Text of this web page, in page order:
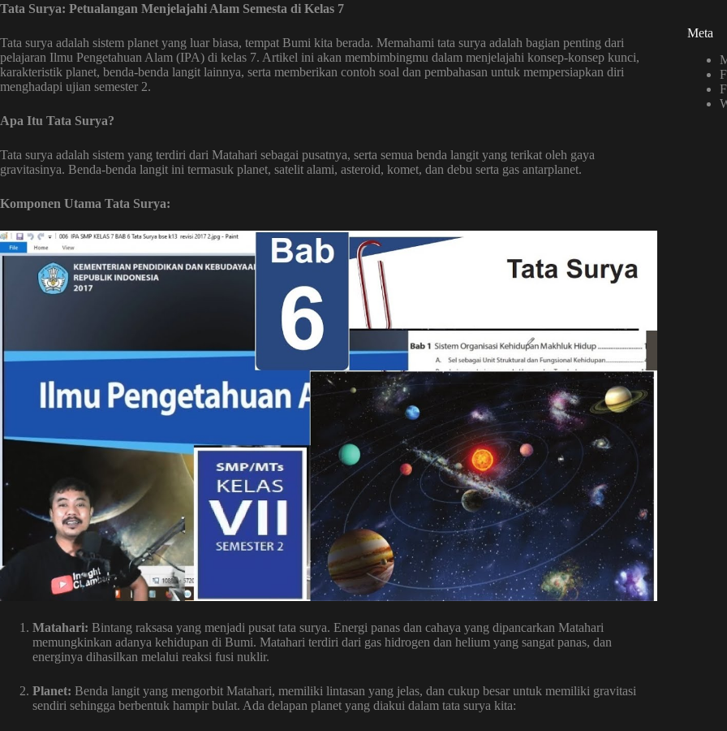
Tata Surya: Petualangan Menjelajahi Alam Semesta di Kelas 7
Tata surya adalah sistem planet yang luar biasa, tempat Bumi kita berada. Memahami tata surya adalah bagian penting dari
pelajaran Ilmu Pengetahuan Alam (IPA) di kelas 7. Artikel ini akan membimbingmu dalam menjelajahi konsep-konsep kunci,
karakteristik planet, benda-benda langit lainnya, serta memberikan contoh soal dan pembahasan untuk mempersiapkan diri
menghadapi ujian semester 2.
Apa Itu Tata Surya?
Tata surya adalah sistem yang terdiri dari Matahari sebagai pusatnya, serta semua benda langit yang terikat oleh gaya
gravitasinya. Benda-benda langit ini termasuk planet, satelit alami, asteroid, komet, dan debu serta gas antarplanet.
Komponen Utama Tata Surya:
Matahari: Bintang raksasa yang menjadi pusat tata surya. Energi panas dan cahaya yang dipancarkan Matahari
memungkinkan adanya kehidupan di Bumi. Matahari terdiri dari gas hidrogen dan helium yang sangat panas, dan
energinya dihasilkan melalui reaksi fusi nuklir.
Planet: Benda langit yang mengorbit Matahari, memiliki lintasan yang jelas, dan cukup besar untuk memiliki gravitasi
sendiri sehingga berbentuk hampir bulat. Ada delapan planet yang diakui dalam tata surya kita:
Meta